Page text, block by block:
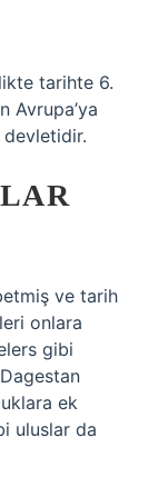
tarihte 6.
Avrupa’ya
ve tarih
onlara
gibi
ek
uluslar da